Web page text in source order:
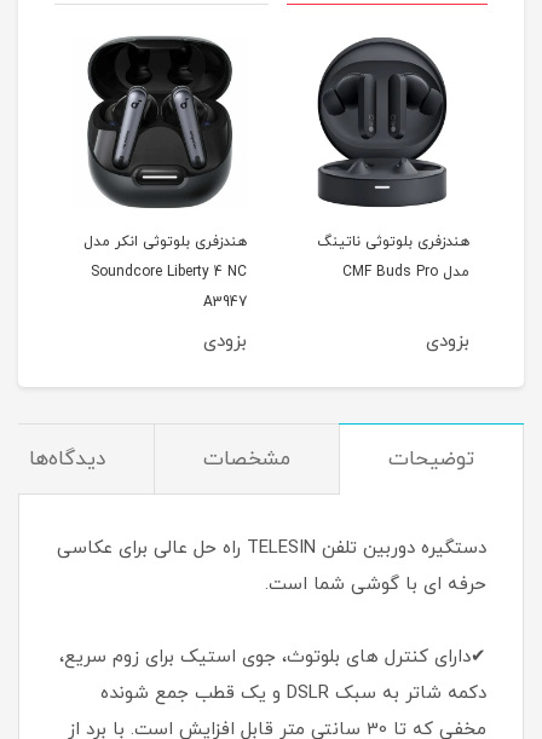
هندزفری بلوتوثی ناتینگ
مدل CMF Buds Pro
بزودی
هندزفری بلوتوثی انکر مدل
Soundcore Liberty 4 NC
A3947
بزودی
توضیحات مشخصات دیدگاه‌ها
دستگیره دوربین تلفن TELESIN راه حل عالی برای عکاسی
حرفه ای با گوشی شما است.
✔دارای کنترل های بلوتوث، جوی استیک برای زوم سریع،
دکمه شاتر به سبک DSLR و یک قطب جمع شونده
مخفی که تا 30 سانتی متر قابل افزایش است. با برد از